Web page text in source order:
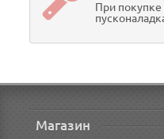
При покупке
Магазин